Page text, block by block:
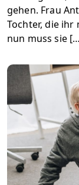
gehen. Frau
Tochter, die
nun muss sie